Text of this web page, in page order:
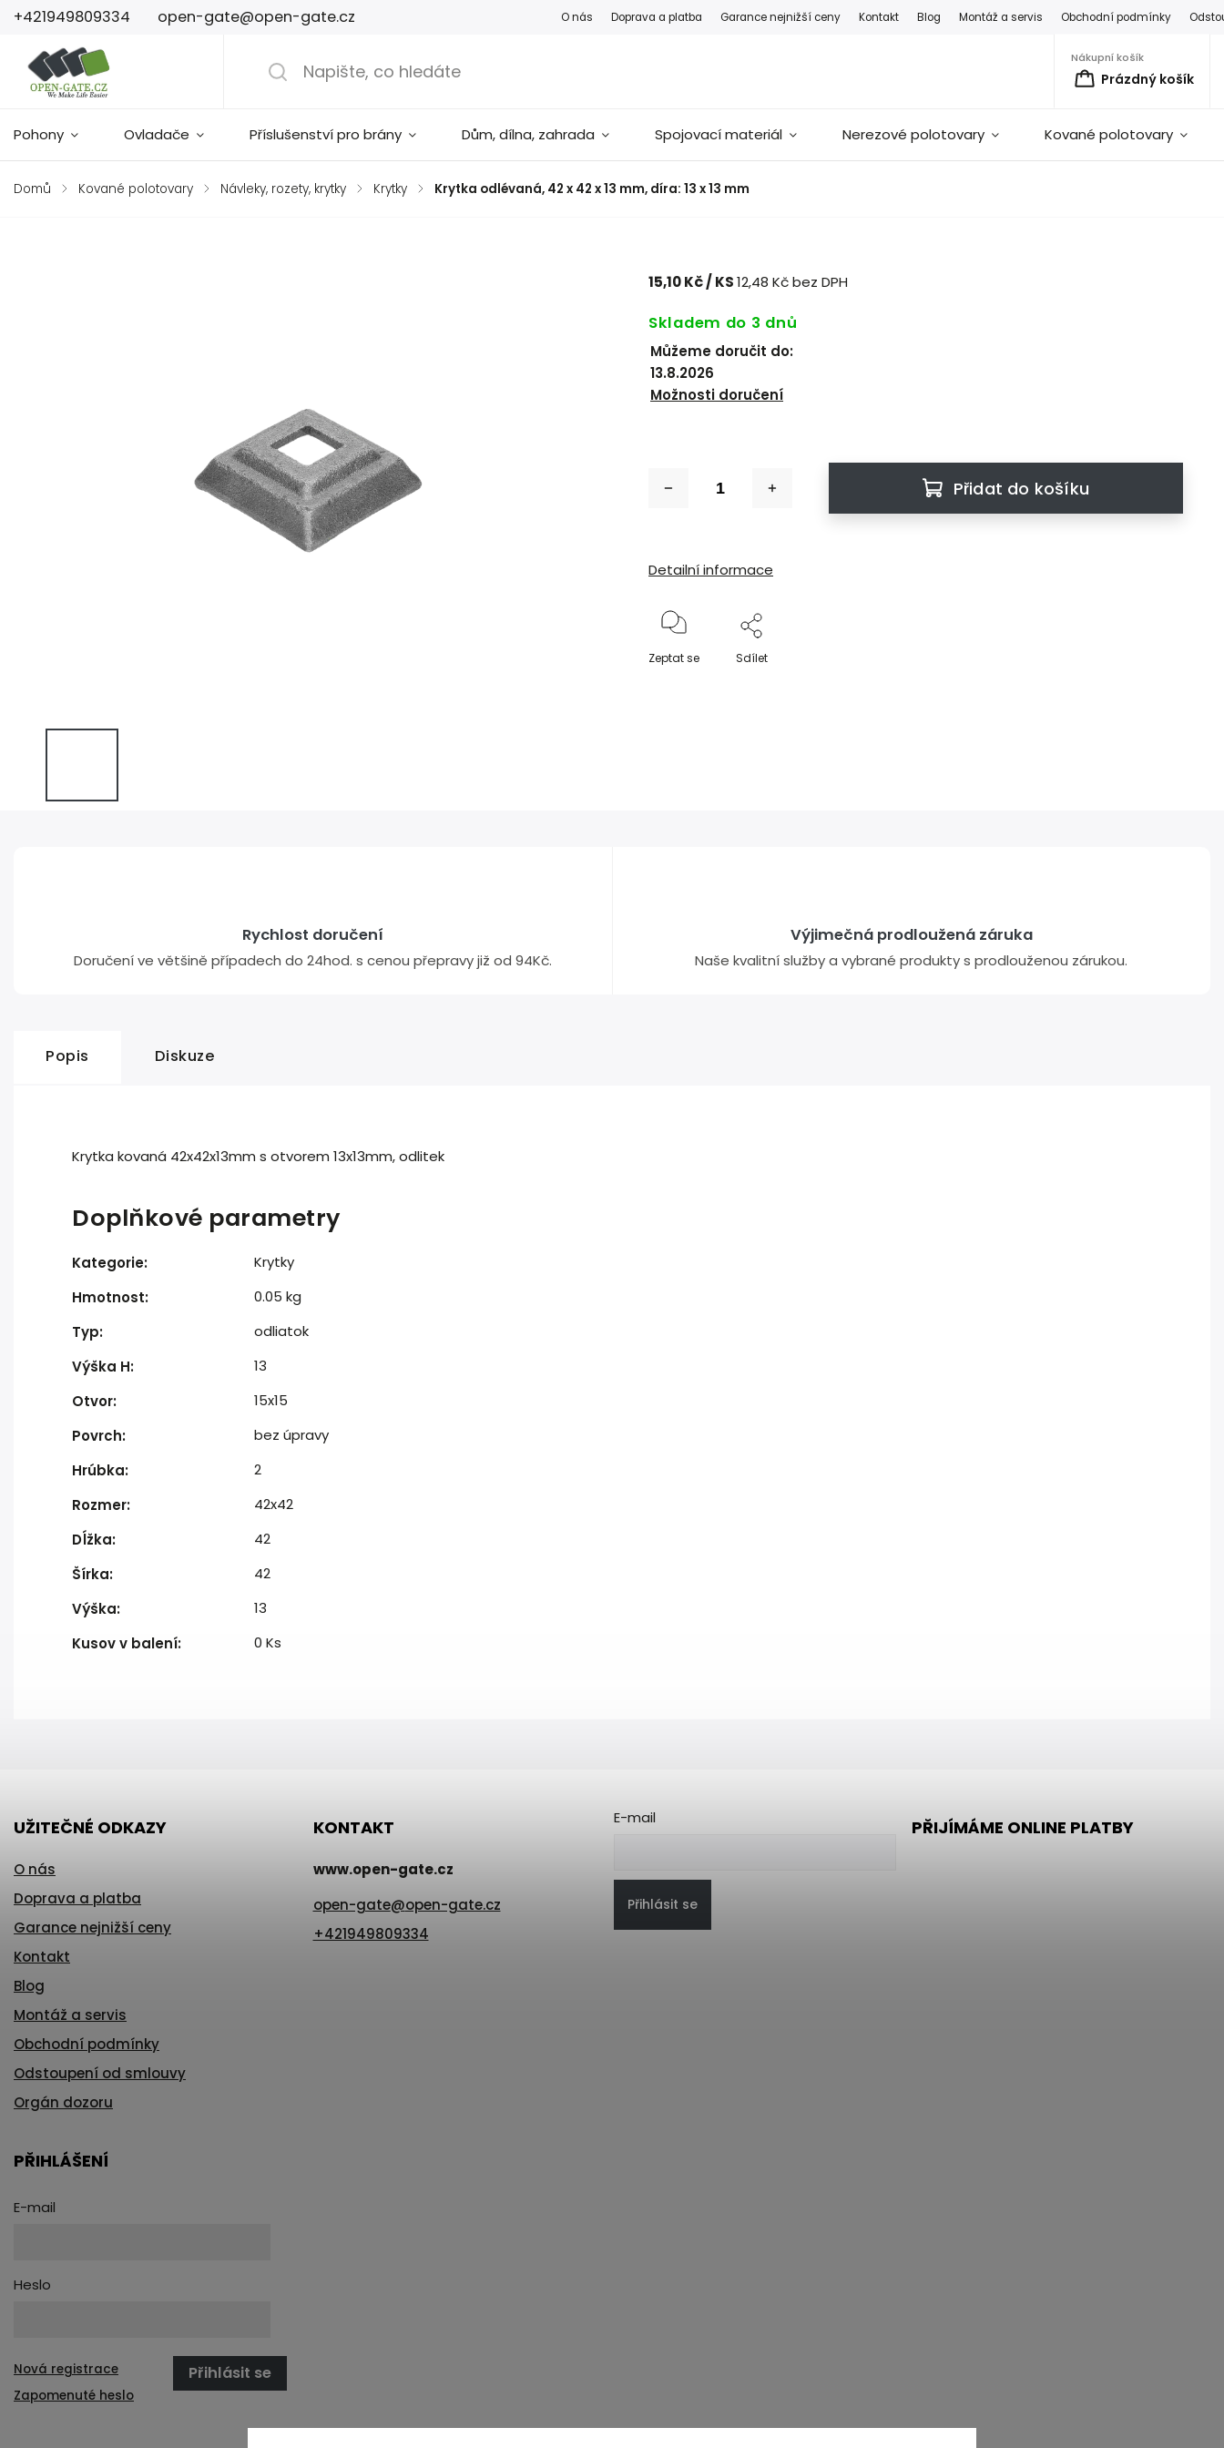
+421949809334 open-gate@open-gate.cz O nás Doprava a platba Garance nejnižší ceny Kontakt Blog Montáž a servis Obchodní podmínky
Nákupní košík
Prázdný košík
Pohony Ovladače Příslušenství pro brány Dům, dílna, zahrada Spojovací materiál Nerezové polotovary Kované polotovary
Domů / Kované polotovary / Návleky, rozety, krytky / Krytky / Krytka odlévaná, 42 x 42 x 13 mm, díra: 13 x 13 mm
15,10 Kč/ KS12,48 Kč bez DPH
Skladem do 3 dnů
Můžeme doručit do:
13.8.2026
Možnosti doručení
Přidat do košíku
Detailní informace
Zeptat se Sdílet
Rychlost doručení
Doručení ve většině případech do 24hod. s cenou přepravy již od 94Kč.
Výjimečná prodloužená záruka
Naše kvalitní služby a vybrané produkty s prodlouženou zárukou.
Popis Diskuze
Krytka kovaná 42x42x13mm s otvorem 13x13mm, odlitek
Doplňkové parametry
Kategorie:
Krytky
Hmotnost:
0.05 kg
Typ:
odliatok
Výška H:
13
Otvor:
15x15
Povrch:
bez úpravy
Hrúbka:
2
Rozmer:
42x42
Dĺžka:
42
Šírka:
42
Výška:
13
Kusov v balení: 0 Ks
UŽITEČNÉ ODKAZY
O nás
Doprava a platba
Garance nejnižší ceny
Kontakt
Blog
Montáž a servis
Obchodní podmínky
Odstoupení od smlouvy
Orgán dozoru
KONTAKT
www.open-gate.cz
open-gate@open-gate.cz
+421949809334
E-mail
Přihlásit se
PŘIJÍMÁME ONLINE PLATBY
PŘIHLÁŠENÍ
E-mail
Heslo
Přihlásit se
Nová registrace
Zapomenuté heslo